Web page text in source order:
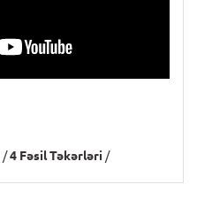
/4 Fəsil Təkərləri /